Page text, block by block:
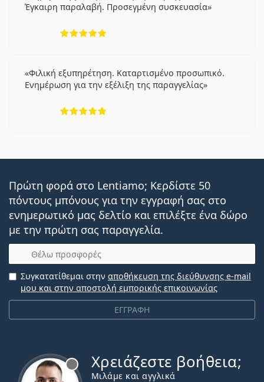
Έγκαιρη παραλαβή. Προσεγμένη συσκευασία
Φιλική εξυπηρέτηση. Καταρτισμένο προσωπικό.
Ενημέρωση για την εξέλιξη της παραγγελίας
Πρώτη φορά στο Lentiamo; Κερδίστε 50
πόντους μπόνους για την εγγραφή σας στο
ενημερωτικό μας δελτίο και επιλέξτε ένα δώρο
με την πρώτη σας παραγγελία.
Email
ΕΓΓΡΑΦΗ
Συγκατατίθεμαι στην αποθήκευση της διεύθυνσης e-mail
μου και στην αποστολή εμπορικής επικοινωνίας
Χρειάζεστε βοήθεια;
Μιλάμε και αγγλικά